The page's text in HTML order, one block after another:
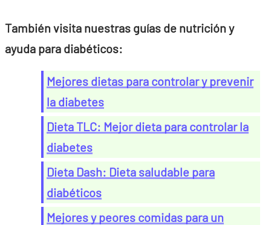
También visita nuestras guías de nutrición y
ayuda para diabéticos:
Mejores dietas para controlar y prevenir
la diabetes
Dieta TLC: Mejor dieta para controlar la
diabetes
Dieta Dash: Dieta saludable para
diabéticos
Mejores y peores comidas para un